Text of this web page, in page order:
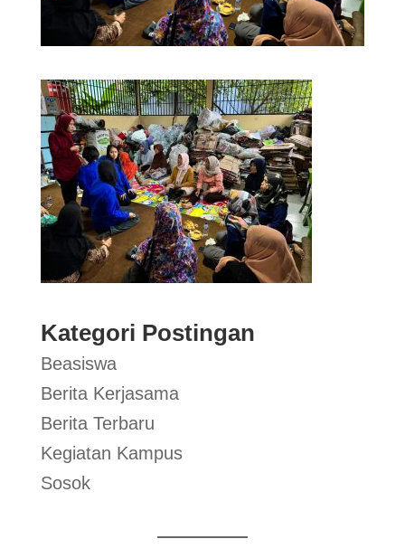
Kategori Postingan
Beasiswa
Berita Kerjasama
Berita Terbaru
Kegiatan Kampus
Sosok